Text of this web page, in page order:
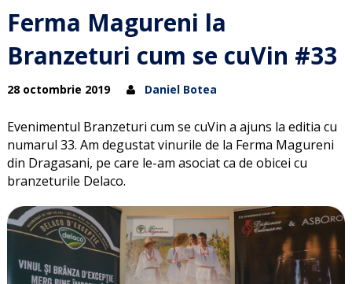
Ferma Magureni la
Branzeturi cum se cuVin #33
28 octombrie 2019 Daniel Botea
Evenimentul Branzeturi cum se cuVin a ajuns la editia cu
numarul 33. Am degustat vinurile de la Ferma Magureni
din Dragasani, pe care le-am asociat ca de obicei cu
branzeturile Delaco.